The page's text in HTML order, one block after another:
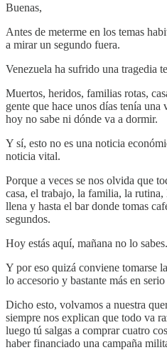
Buenas,
Antes de meterme en los temas
a mirar un segundo fuera.
Venezuela ha sufrido una tragedia
Muertos, heridos, familias rotas,
gente que hace unos días tenía
hoy no sabe ni dónde va a dormir.
Y sí, esto no es una noticia
noticia vital.
Porque a veces se nos olvida que
casa, el trabajo, la familia, la
llena y hasta el bar donde tomas
segundos.
Hoy estás aquí, mañana no lo sabes.
Y por eso quizá conviene tomarse
lo accesorio y bastante más en
Dicho esto, volvamos a nuestra
siempre nos explican que todo va
luego tú salgas a comprar cuatro
haber financiado una campaña